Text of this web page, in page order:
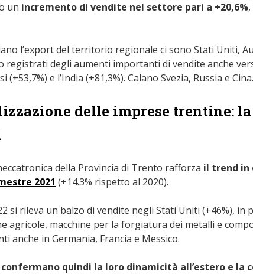
un incremento di vendite nel settore pari a +20,6%
l’export del territorio regionale ci sono Stati Uniti,
registrati degli aumenti importanti di vendite anche
(+53,7%) e l’India (+81,3%). Calano Svezia, Russia e Cina.
delle imprese trentine:
della Provincia di Trento rafforza il trend in
2021 (+14.3% rispetto al 2020).
si rileva un balzo di vendite negli Stati Uniti (+46%), in
agricole, macchine per la forgiatura dei metalli e
anche in Germania, Francia e Messico.
quindi la loro dinamicità all’estero e la